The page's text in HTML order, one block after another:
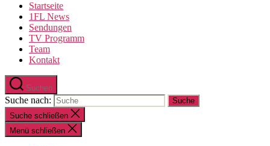
Startseite
1FL News
Sendungen
TV Programm
Team
Kontakt
Suchen
Suche nach:
Suche schließen
Menü schließen